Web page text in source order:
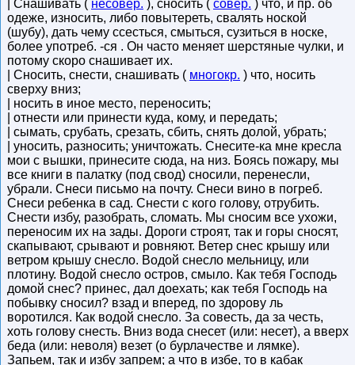
| Снашивать ( несовер. ), сносить ( совер. ) что, и пр. об
одеже, износить, либо повытереть, свалять ноской
(шубу), дать чему ссесться, смыться, сузиться в носке,
более употреб. -ся . Он часто меняет шерстяные чулки, и
потому скоро снашивает их.
| Сносить, снести, снашивать ( многокр. ) что, носить
сверху вниз;
| носить в иное место, переносить;
| отнести или принести куда, кому, и передать;
| сымать, срубать, срезать, сбить, снять долой, убрать;
| уносить, разносить; уничтожать. Снесите-ка мне кресла
мои с вышки, принесите сюда, на низ. Боясь пожару, мы
все книги в палатку (под свод) сносили, перенесли,
убрали. Снеси письмо на почту. Снеси вино в погреб.
Снеси ребенка в сад. Снести с кого голову, отрубить.
Снести избу, разобрать, сломать. Мы сносим все ухожи,
переносим их на зады. Дороги строят, так и горы сносят,
скапывают, срывают и ровняют. Ветер снес крышу или
ветром крышу снесло. Водой снесло мельницу, или
плотину. Водой снесло остров, смыло. Как тебя Господь
домой снес? принес, дал доехать; как тебя Господь на
побывку сносил? взад и вперед, по здорову ль
воротился. Как водой снесло. За совесть, да за честь,
хоть голову снесть. Вниз вода снесет (или: несет), а вверх
беда (или: неволя) везет (о бурлачестве и лямке).
Запьем, так и избу запрем; а что в избе, то в кабак